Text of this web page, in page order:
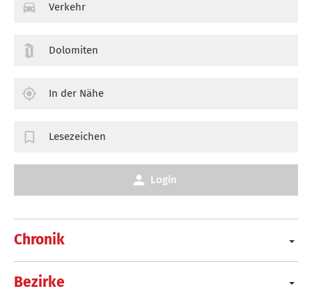
Chronik
Bezirke
Verkehr
Dolomiten
In der Nähe
Lesezeichen
Login